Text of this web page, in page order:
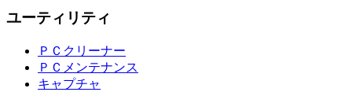
ユーティリティ
ＰＣクリーナー
ＰＣメンテナンス
キャプチャ